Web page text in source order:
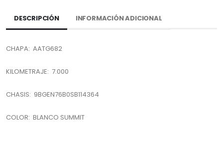
DESCRIPCIÓN INFORMACIÓN ADICIONAL
CHAPA: AATG682
KILOMETRAJE: 7.000
CHASIS: 9BGEN76B0SB114364
COLOR: BLANCO SUMMIT